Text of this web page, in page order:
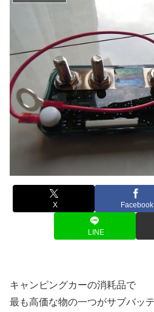
X Facebook
LINE
キャンピングカーの消耗品で
最も高価な物の一つがサブバッ